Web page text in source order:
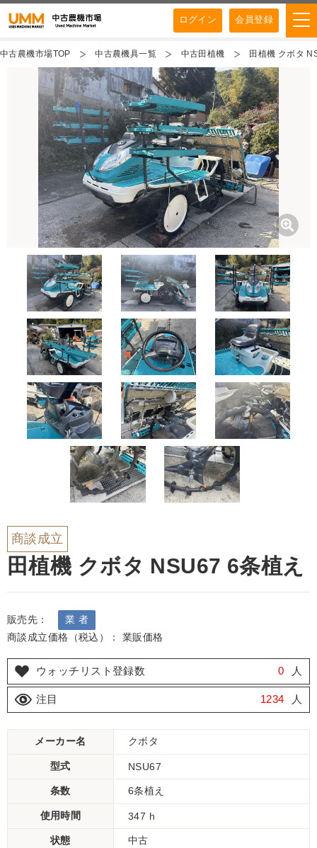
ログイン 会員登録
中古農機市場TOP 中古農機具一覧 中古田植機 田植機 クボタ
商談成立
田植機 クボタ NSU67 6条植え
販売先：
業 者
商談成立価格（税込）： 業販価格
ウォッチリスト登録数 0 人
注目 1234 人
メーカー名 クボタ
型式 NSU67
条数 6条植え
使用時間 347 h
状態 中古